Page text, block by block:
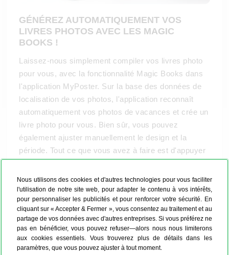
Nous utilisons des cookies et d'autres technologies pour vous faciliter
l'utilisation de notre site web, pour adapter le contenu à vos intérêts,
pour personnaliser les publicités et pour renforcer votre sécurité. En
cliquant sur « Accepter & Fermer », vous consentez au traitement et au
partage de vos données avec d'autres entreprises. Si vous préférez ne
pas en bénéficier, vous pouvez refuser—alors nous nous limiterons
aux cookies essentiels. Vous trouverez plus de détails dans les
paramètres, que vous pouvez ajuster à tout moment.
GÉNÉREZ AUTOMATIQUEMENT VOS
LIVRES PHOTOS AVEC LES MAGIC
BOOKS !
Laissez-nous simplement compiler vos livres photo
pour vous, avec la fonctionnalité Magic Books dans
l'application MyPoster. Sur la base des données de
localisation de vos photos, l'application reconnaît
automatiquement vos photos de vacances et crée un
livre photo pour vous. Bien sûr, vous pouvez
également ajuster manuellement le design et la
période. Tout ce que vous avez à faire est d'appuyer